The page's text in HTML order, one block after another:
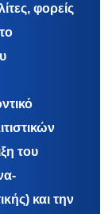
φορείς
του
και την